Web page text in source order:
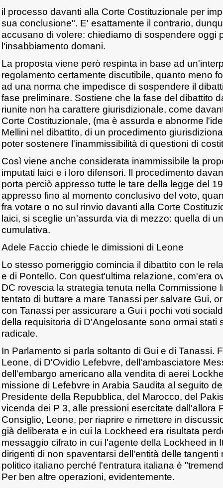
il processo davanti alla Corte Costituzionale per
sua conclusione". E' esattamente il contrario,
accusano di volere: chiediamo di sospendere oggi
l'insabbiamento domani.
La proposta viene però respinta in base ad
regolamento certamente discutibile, quanto meno
ad una norma che impedisce di sospendere il
fase preliminare. Sostiene che la fase del dibattito
riunite non ha carattere giurisdizionale, come
Corte Costituzionale, (ma è assurda e abnorme
Mellini nel dibattito, di un procedimento
poter sostenere l'inammissibilità di questioni di
Così viene anche considerata inammissibile la
imputati laici e i loro difensori. Il procedimento
porta perciò appresso tutte le tare della legge del
appresso fino al momento conclusivo del voto,
fra votare o no sul rinvio davanti alla Corte
laici, si sceglie un'assurda via di mezzo: quella di
cumulativa.
Adele Faccio chiede le dimissioni di Leone
Lo stesso pomeriggio comincia il dibattito con le
e di Pontello. Con quest'ultima relazione, com'era
DC rovescia la strategia tenuta nella Commissione
tentato di buttare a mare Tanassi per salvare Gui,
con Tanassi per assicurare a Gui i pochi voti
della requisitoria di D'Angelosante sono ormai stati
radicale.
In Parlamento si parla soltanto di Gui e di Tanassi.
Leone, di D'Ovidio Lefebvre, dell'ambasciatore
dell'embargo americano alla vendita di aerei
missione di Lefebvre in Arabia Saudita al seguito
Presidente della Repubblica, del Marocco, del
vicenda dei P 3, alle pressioni esercitate dall'allora
Consiglio, Leone, per riaprire e rimettere in
già deliberata e in cui la Lockheed era risultata
messaggio cifrato in cui l'agente della Lockheed in
dirigenti di non spaventarsi dell'entità delle tangenti
politico italiano perché l'entratura italiana è
Per ben altre operazioni, evidentemente.